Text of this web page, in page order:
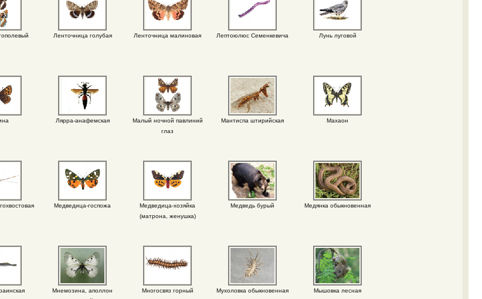
Ленточница голубая Ленточница малиновая Лептоюлюс Семенкевича Лунь луговой
Лярра-анафемская
Малый ночной павлиний
глаз
Мантиспа штирийская Махаон
Медведица-госпожа
Медведица-хозяйка
(матрона, женушка)
Медведь бурый Медянка обыкновенная
Мнемозина, аполлон
Многосвяз горный Мухоловка обыкновенная Мышовка лесная